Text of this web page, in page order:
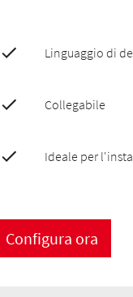
Linguaggio di
Collegabile
Ideale per
Configura ora